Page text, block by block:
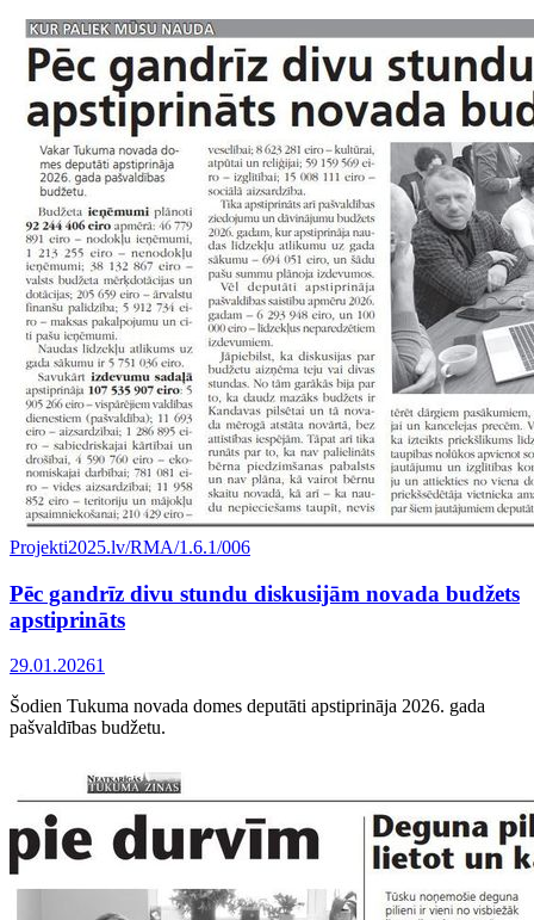
Projekti2025.lv/RMA/1.6.1/006
Pēc gandrīz divu stundu diskusijām novada budžets
apstiprināts
29.01.20261
Šodien Tukuma novada domes deputāti apstiprināja 2026. gada
pašvaldības budžetu.